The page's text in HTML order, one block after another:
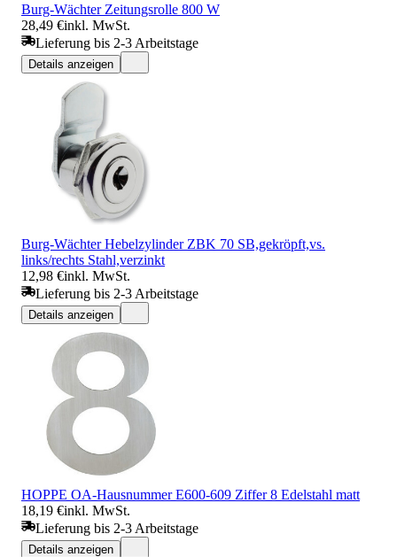
Burg-Wächter Zeitungsrolle 800 W
28,49 €inkl. MwSt.
Lieferung bis 2-3 Arbeitstage
Details anzeigen
Burg-Wächter Hebelzylinder ZBK 70 SB,gekröpft,vs.
links/rechts Stahl,verzinkt
12,98 €inkl. MwSt.
Lieferung bis 2-3 Arbeitstage
Details anzeigen
HOPPE OA-Hausnummer E600-609 Ziffer 8 Edelstahl matt
18,19 €inkl. MwSt.
Lieferung bis 2-3 Arbeitstage
Details anzeigen